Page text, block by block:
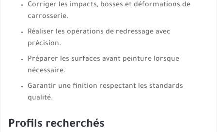
Corriger les impacts, bosses et déformations de
carrosserie.
Réaliser les opérations de redressage avec
précision.
Préparer les surfaces avant peinture lorsque
nécessaire.
Garantir une finition respectant les standards
qualité.
Profils recherchés